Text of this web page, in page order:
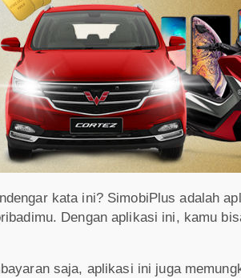
kata ini? SimobiPlus adalah
Dengan aplikasi ini, kamu
saja, aplikasi ini juga